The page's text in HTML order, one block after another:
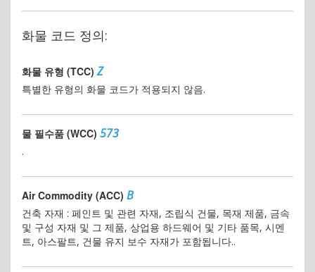
화물 코드 정의:
화물 유형 (TCC) Z
특별한 유형의 화물 코드가 적용되지 않음.
물 필수품 (WCC) 573
.
Air Commodity (ACC) B
건축 자재 : 페인트 및 관련 자재, 조립식 건물, 목재 제품, 금속
및 구성 자재 및 그 제품, 상업용 하드웨어 및 기타 품목, 시멘
트, 아스팔트, 건물 유지 보수 자재가 포함됩니다..